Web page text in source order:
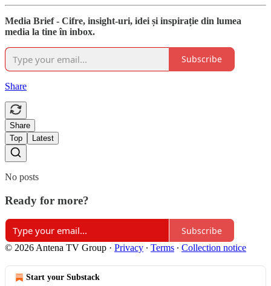
Media Brief - Cifre, insight-uri, idei și inspirație din lumea
media la tine în inbox.
Subscribe
Share
Share
Top
Latest
No posts
Ready for more?
Subscribe
© 2026 Antena TV Group · Privacy ∙ Terms ∙ Collection notice
Start your Substack